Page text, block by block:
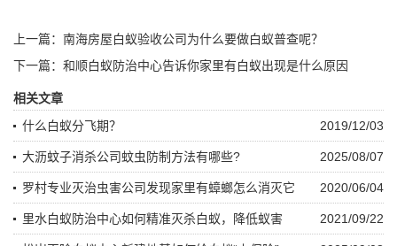
上一篇： 南海房屋白蚁验收公司为什么要做白蚁普查呢？
下一篇： 和顺白蚁防治中心告诉你家里有白蚁出现是什么原因
相关文章
2019/12/03
什么白蚁分飞期？
2025/08/07
大沥蚊子消杀公司蚊虫防制方法有哪些?
2020/06/04
罗村专业灭治虫害公司发现家里有蟑螂怎么消灭它
2021/09/22
里水白蚁防治中心如何精准灭杀白蚁，降低蚁害